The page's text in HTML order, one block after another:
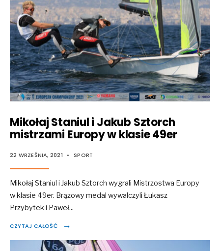
Mikołaj Staniul i Jakub Sztorch
mistrzami Europy w klasie 49er
22 WRZEŚNIA, 2021 • SPORT
Mikołaj Staniul i Jakub Sztorch wygrali Mistrzostwa Europy
w klasie 49er. Brązowy medal wywalczyli Łukasz
Przybytek i Paweł...
CZYTAJ CAŁOŚĆ →